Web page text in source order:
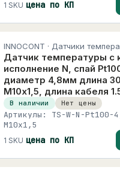
1 SKU цена по КП
INNOCONT · Датчики
Датчик температуры с
исполнение N, спай
диаметр 4,8мм длина
М10х1,5, длина кабеля
В наличии Нет цены
Артикулы: TS-W-N-
M10x1,5
1 SKU цена по КП